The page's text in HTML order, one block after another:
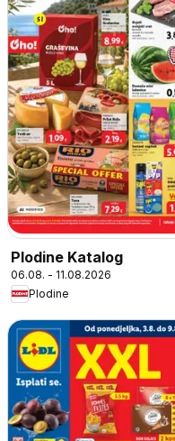
Plodine Katalog
06.08. - 11.08.2026
Plodine